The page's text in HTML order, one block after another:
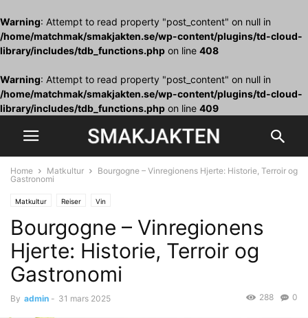
Warning: Attempt to read property "post_content" on null in
/home/matchmak/smakjakten.se/wp-content/plugins/td-cloud-
library/includes/tdb_functions.php on line 408
Warning: Attempt to read property "post_content" on null in
/home/matchmak/smakjakten.se/wp-content/plugins/td-cloud-
library/includes/tdb_functions.php on line 409
Home Matkultur
Bourgogne – Vinregionens Hjerte: Historie, Terroir og
Gastronomi
Matkultur Reiser Vin
Bourgogne – Vinregionens
Hjerte: Historie, Terroir og
Gastronomi
By admin - 31 mars 2025 0
288